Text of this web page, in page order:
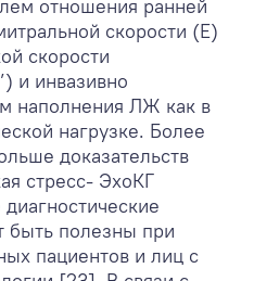
отношения ранней
скорости (E)
скорости
и инвазивно
наполнения ЛЖ как в
нагрузке. Более
доказательств
стресс- ЭхоКГ
быть полезны при
пациентов и лиц с